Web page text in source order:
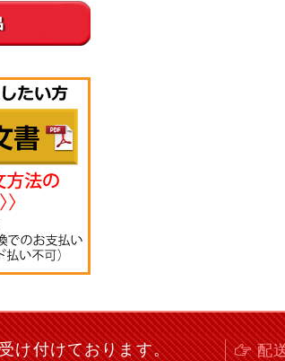
け付けております。 配